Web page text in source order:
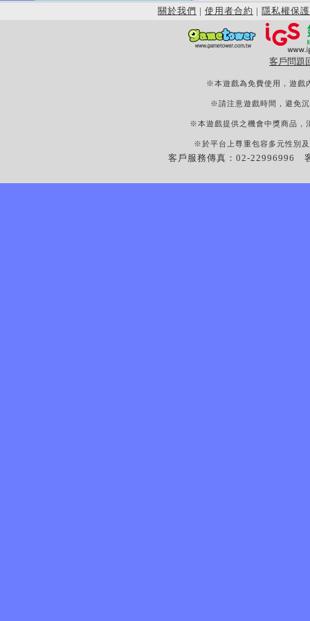
關於我們 | 使用者合約 | 隱私權保護
客戶問題
※本遊戲為免費使用，遊戲
※請注意遊戲時間，避免
※本遊戲提供之機會中獎商品，
※於平台上尊重包容多元性別
客戶服務傳真：02-22996996